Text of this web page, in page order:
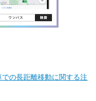
の長距離移動に関する注